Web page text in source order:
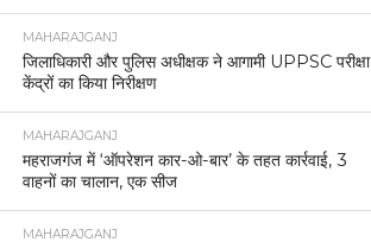
MAHARAJGANJ
जिलाधिकारी और पुलिस अधीक्षक ने आगामी UPPSC परीक्षा
केंद्रों का किया निरीक्षण
MAHARAJGANJ
महराजगंज में ‘ऑपरेशन कार-ओ-बार’ के तहत कार्रवाई, 3
वाहनों का चालान, एक सीज
MAHARAJGANJ